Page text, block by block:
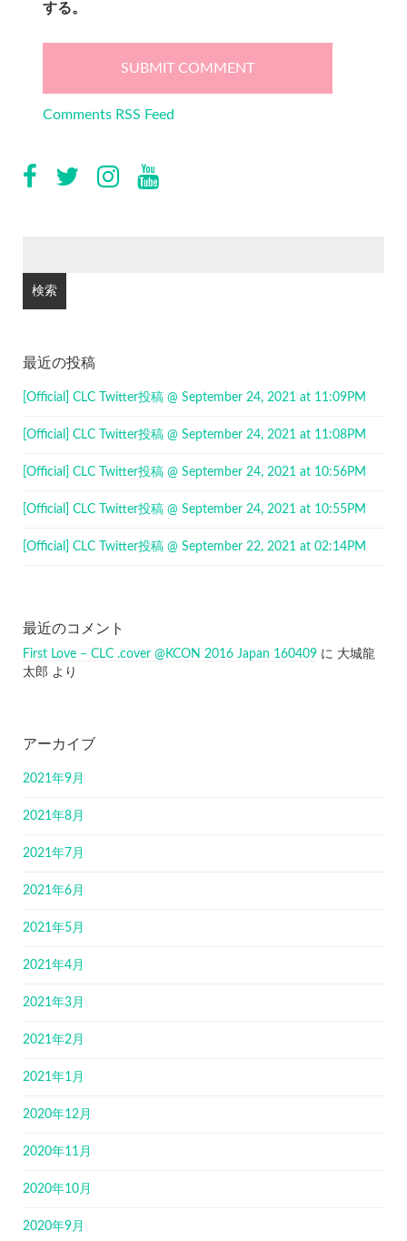
する。
Comments RSS Feed
最近の投稿
[Official] CLC Twitter投稿 @ September 24, 2021 at 11:09PM
[Official] CLC Twitter投稿 @ September 24, 2021 at 11:08PM
[Official] CLC Twitter投稿 @ September 24, 2021 at 10:56PM
[Official] CLC Twitter投稿 @ September 24, 2021 at 10:55PM
[Official] CLC Twitter投稿 @ September 22, 2021 at 02:14PM
最近のコメント
First Love – CLC .cover @KCON 2016 Japan 160409 に 大城龍
太郎 より
アーカイブ
2021年9月
2021年8月
2021年7月
2021年6月
2021年5月
2021年4月
2021年3月
2021年2月
2021年1月
2020年12月
2020年11月
2020年10月
2020年9月